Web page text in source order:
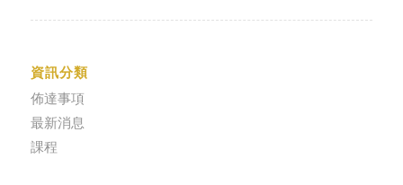
資訊分類
佈達事項
最新消息
課程